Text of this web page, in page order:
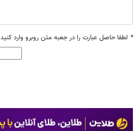
* لطفا حاصل عبارت را در جعبه متن روبرو وارد کنید